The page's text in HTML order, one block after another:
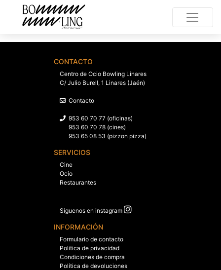
CONTACTO
Centro de Ocio Bowling Linares
C/ Julio Burell, 1 Linares (Jaén)
Contacto
953 60 70 77 (oficinas)
953 60 70 78 (cines)
953 65 08 53 (pizzon pizza)
SERVICIOS
Cine
Ocio
Restaurantes
Síguenos en instagram
INFORMACIÓN
Formulario de contacto
Politica de privacidad
Condiciones de compra
Política de devoluciones